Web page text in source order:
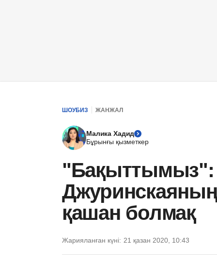
ШОУБИЗ ЖАНЖАЛ
Малика Хадид
Бұрынғы қызметкер
қашан болмақ
Жарияланған күні: 21 қазан 2020, 10:43